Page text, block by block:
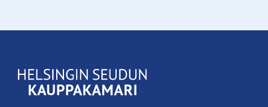
KauppakamariHelsingin
seudun